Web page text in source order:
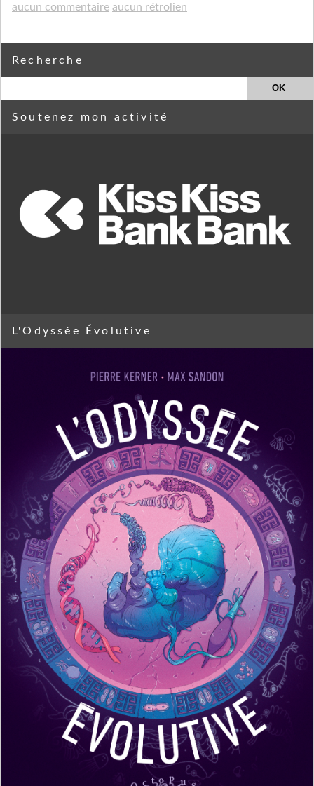
aucun commentaire aucun rétrolien
Recherche
Soutenez mon activité
L'Odyssée Évolutive